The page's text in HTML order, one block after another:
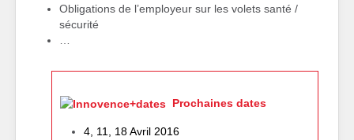
Obligations de l’employeur sur les volets santé /
sécurité
Prochaines dates
4, 11, 18 Avril 2016